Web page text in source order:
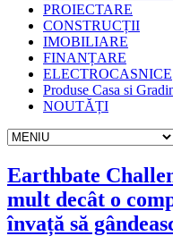
PROIECTARE
CONSTRUCȚII
IMOBILIARE
FINANȚARE
ELECTROCASNICE
Produse Casa si
NOUTĂȚI
Earthbate
mult decât o
învață să